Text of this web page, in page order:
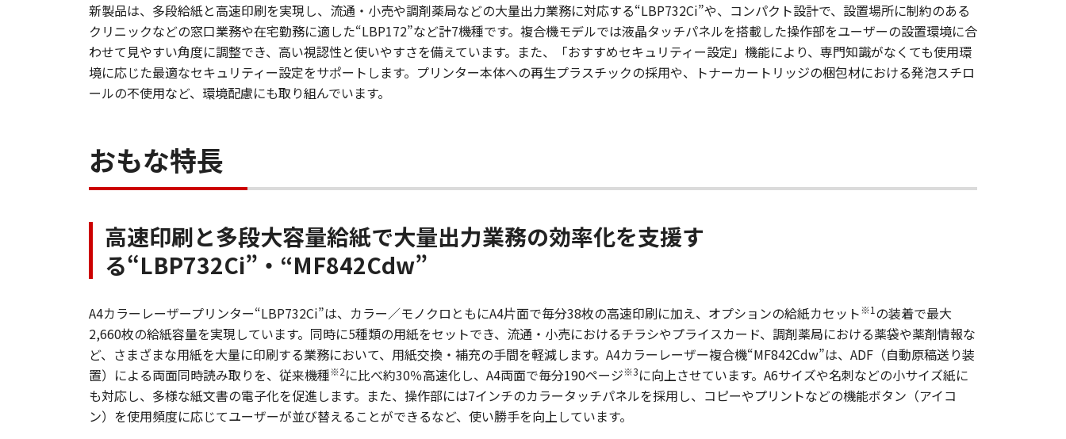
新製品は、多段給紙と高速印刷を実現し、流通・小売や調剤薬局などの大量出力業務に対応する“LBP732Ci”や、コンパクト設計で、設置場所に制約のある
クリニックなどの窓口業務や在宅勤務に適した“LBP172”など計7機種です。複合機モデルでは液晶タッチパネルを搭載した操作部をユーザーの設置環境に合
わせて見やすい角度に調整でき、高い視認性と使いやすさを備えています。また、「おすすめセキュリティー設定」機能により、専門知識がなくても使用環
境に応じた最適なセキュリティー設定をサポートします。プリンター本体への再生プラスチックの採用や、トナーカートリッジの梱包材における発泡スチロ
ールの不使用など、環境配慮にも取り組んでいます。
おもな特長
高速印刷と多段大容量給紙で大量出力業務の効率化を支援す
る“LBP732Ci”・“MF842Cdw”
A4カラーレーザープリンター“LBP732Ci”は、カラー／モノクロともにA4片面で毎分38枚の高速印刷に加え、オプションの給紙カセット※1の装着で最大
2,660枚の給紙容量を実現しています。同時に5種類の用紙をセットでき、流通・小売におけるチラシやプライスカード、調剤薬局における薬袋や薬剤情報な
ど、さまざまな用紙を大量に印刷する業務において、用紙交換・補充の手間を軽減します。A4カラーレーザー複合機“MF842Cdw”は、ADF（自動原稿送り装
置）による両面同時読み取りを、従来機種※2に比べ約30％高速化し、A4両面で毎分190ページ※3に向上させています。A6サイズや名刺などの小サイズ紙に
も対応し、多様な紙文書の電子化を促進します。また、操作部には7インチのカラータッチパネルを採用し、コピーやプリントなどの機能ボタン（アイコ
ン）を使用頻度に応じてユーザーが並び替えることができるなど、使い勝手を向上しています。